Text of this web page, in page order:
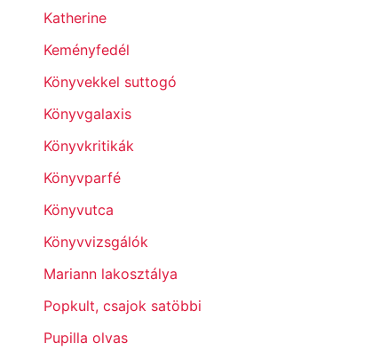
Katherine
Keményfedél
Könyvekkel suttogó
Könyvgalaxis
Könyvkritikák
Könyvparfé
Könyvutca
Könyvvizsgálók
Mariann lakosztálya
Popkult, csajok satöbbi
Pupilla olvas